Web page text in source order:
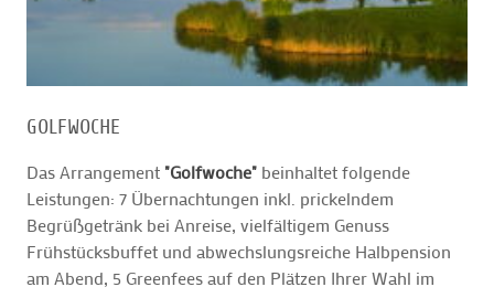
GOLFWOCHE
Das Arrangement "Golfwoche" beinhaltet folgende
Leistungen: 7 Übernachtungen inkl. prickelndem
Begrüßgetränk bei Anreise, vielfältigem Genuss
Frühstücksbuffet und abwechslungsreiche Halbpension
am Abend, 5 Greenfees auf den Plätzen Ihrer Wahl im